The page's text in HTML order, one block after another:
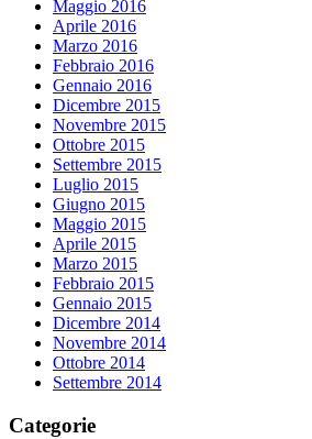
Maggio 2016
Aprile 2016
Marzo 2016
Febbraio 2016
Gennaio 2016
Dicembre 2015
Novembre 2015
Ottobre 2015
Settembre 2015
Luglio 2015
Giugno 2015
Maggio 2015
Aprile 2015
Marzo 2015
Febbraio 2015
Gennaio 2015
Dicembre 2014
Novembre 2014
Ottobre 2014
Settembre 2014
Categorie